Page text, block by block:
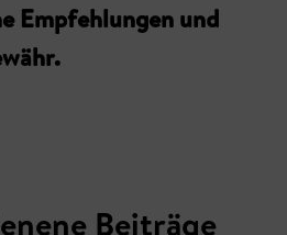
Empfehlungen und
Beiträge